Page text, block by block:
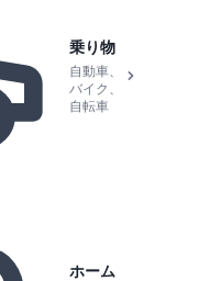
乗り物
自動車、
バイク、
自転車
ホーム